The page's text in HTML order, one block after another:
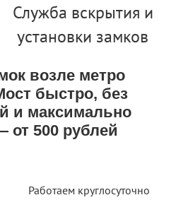
Служба вскрытия и
установки замков
возле метро
быстро, без
и максимально
от 500 рублей
Работаем круглосуточно